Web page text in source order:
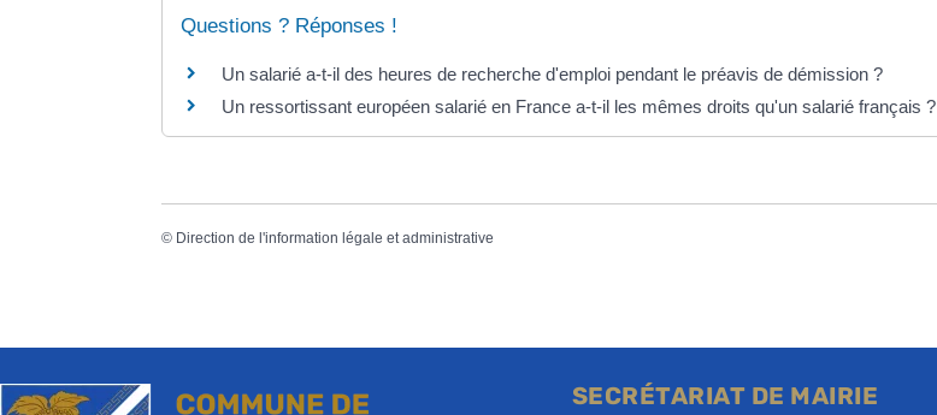
Questions ? Réponses !
Un salarié a-t-il des heures de recherche d'emploi pendant le préavis de démission ?
Un ressortissant européen salarié en France a-t-il les mêmes droits qu'un salarié français ?
© Direction de l'information légale et administrative
SECRÉTARIAT DE MAIRIE